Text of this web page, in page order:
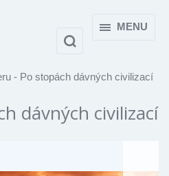
MENU
- Po stopách dávných civilizací
dávných civilizací